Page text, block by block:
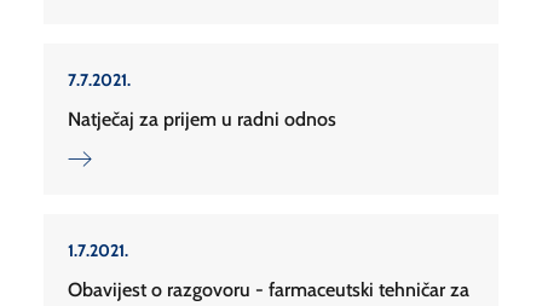
7.7.2021.
Natječaj za prijem u radni odnos
1.7.2021.
Obavijest o razgovoru - farmaceutski tehničar za